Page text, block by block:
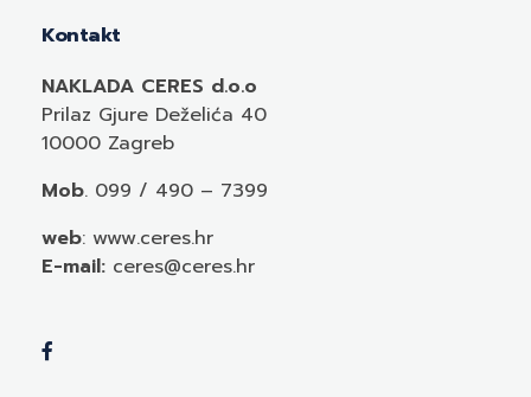
Kontakt
NAKLADA CERES d.o.o
Prilaz Gjure Deželića 40
10000 Zagreb
Mob. 099 / 490 – 7399
web: www.ceres.hr
E-mail: ceres@ceres.hr